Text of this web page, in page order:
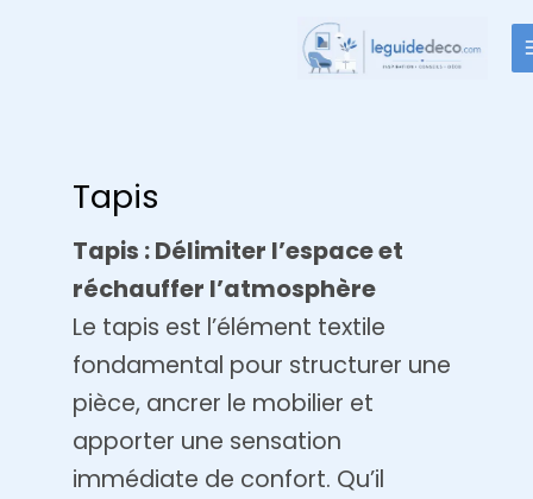
Tapis
Tapis : Délimiter l’espace et
réchauffer l’atmosphère
Le tapis est l’élément textile
fondamental pour structurer une
pièce, ancrer le mobilier et
apporter une sensation
immédiate de confort. Qu’il